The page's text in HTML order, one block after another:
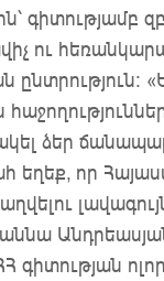
գիտությամբ
ու
ընտրություն։
ձեր
եղեք, որ
գիտության